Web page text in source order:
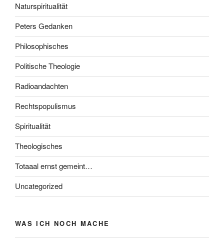
Naturspiritualität
Peters Gedanken
Philosophisches
Politische Theologie
Radioandachten
Rechtspopulismus
Spiritualität
Theologisches
Totaaal ernst gemeint…
Uncategorized
WAS ICH NOCH MACHE